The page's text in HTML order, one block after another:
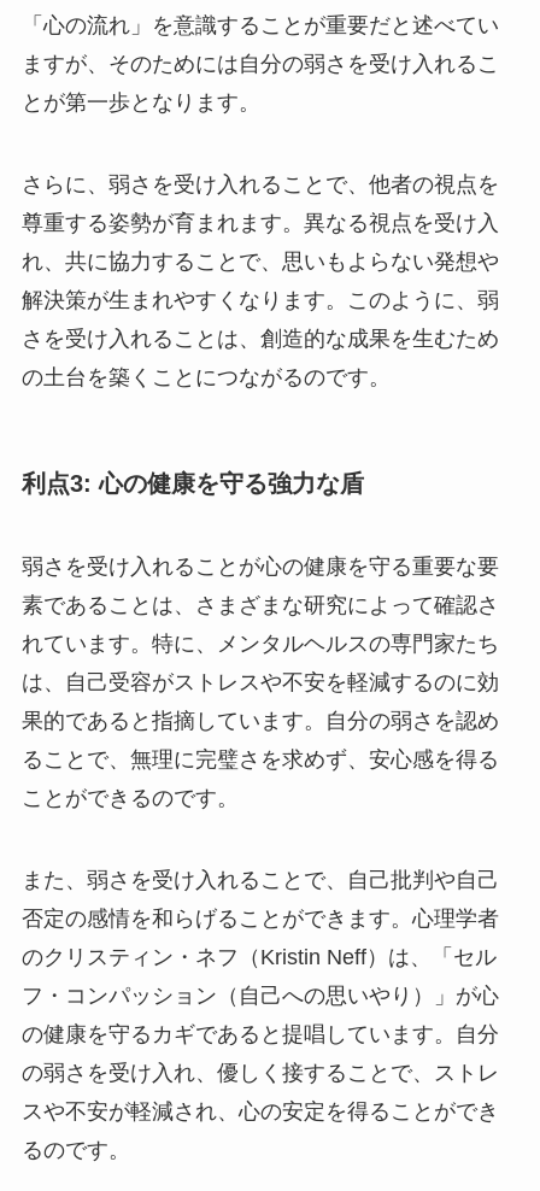
「心の流れ」を意識することが重要だと述べてい
ますが、そのためには自分の弱さを受け入れるこ
とが第一歩となります。
さらに、弱さを受け入れることで、他者の視点を
尊重する姿勢が育まれます。異なる視点を受け入
れ、共に協力することで、思いもよらない発想や
解決策が生まれやすくなります。このように、弱
さを受け入れることは、創造的な成果を生むため
の土台を築くことにつながるのです。
利点3: 心の健康を守る強力な盾
弱さを受け入れることが心の健康を守る重要な要
素であることは、さまざまな研究によって確認さ
れています。特に、メンタルヘルスの専門家たち
は、自己受容がストレスや不安を軽減するのに効
果的であると指摘しています。自分の弱さを認め
ることで、無理に完璧さを求めず、安心感を得る
ことができるのです。
また、弱さを受け入れることで、自己批判や自己
否定の感情を和らげることができます。心理学者
のクリスティン・ネフ（Kristin Neff）は、「セル
フ・コンパッション（自己への思いやり）」が心
の健康を守るカギであると提唱しています。自分
の弱さを受け入れ、優しく接することで、ストレ
スや不安が軽減され、心の安定を得ることができ
るのです。